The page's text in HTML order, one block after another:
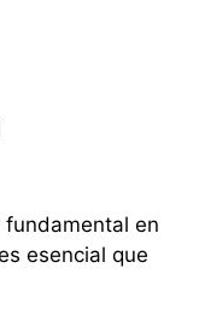
en
esencial que